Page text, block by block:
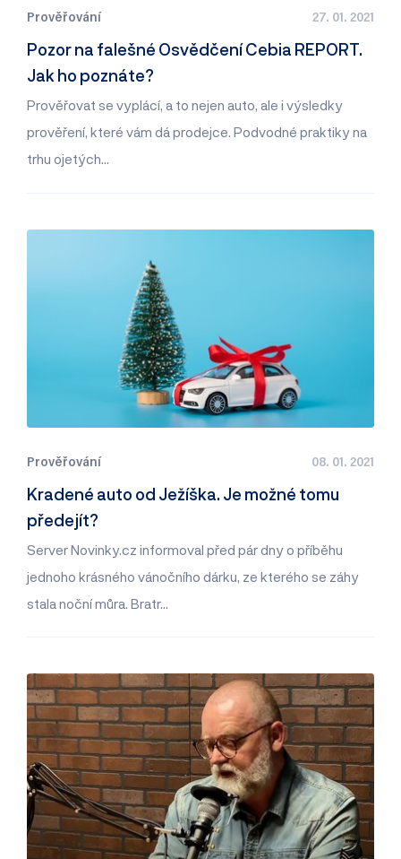
Prověřování 27. 01. 2021
Pozor na falešné Osvědčení Cebia REPORT.
Jak ho poznáte?
Prověřovat se vyplácí, a to nejen auto, ale i výsledky
prověření, které vám dá prodejce. Podvodné praktiky na
trhu ojetých…
Prověřování 08. 01. 2021
Kradené auto od Ježíška. Je možné tomu
předejít?
Server Novinky.cz informoval před pár dny o příběhu
jednoho krásného vánočního dárku, ze kterého se záhy
stala noční můra. Bratr…